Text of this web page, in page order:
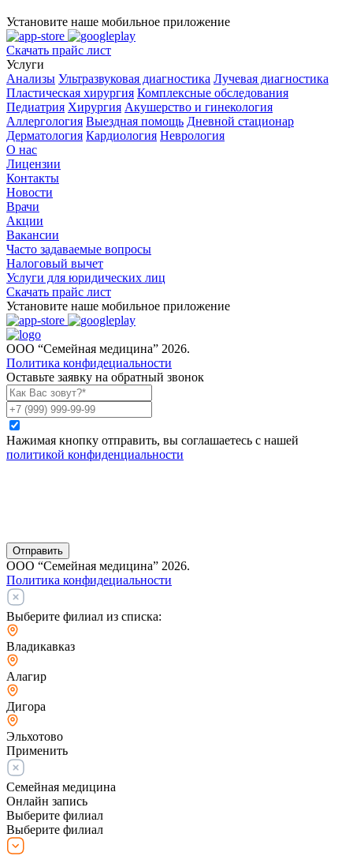
Установите наше мобильное приложение
Скачать прайс лист
Услуги
Анализы Ультразвуковая диагностика Лучевая диагностика
Пластическая хирургия Комплексные обследования
Педиатрия Хирургия Акушерство и гинекология
Аллергология Выездная помощь Дневной стационар
Дерматология Кардиология Неврология
О нас
Лицензии
Контакты
Новости
Врачи
Акции
Вакансии
Часто задаваемые вопросы
Налоговый вычет
Услуги для юридических лиц
Скачать прайс лист
Установите наше мобильное приложение
ООО “Семейная медицина” 2026.
Политика конфидециальности
Оставьте заявку на обратный звонок
Нажимая кнопку отправить, вы соглашаетесь с нашей
политикой конфиденциальности
Отправить
ООО “Семейная медицина” 2026.
Политика конфидециальности
Выберите филиал из списка:
Владикавказ
Алагир
Дигора
Эльхотово
Применить
Семейная медицина
Онлайн запись
Выберите филиал
Выберите филиал